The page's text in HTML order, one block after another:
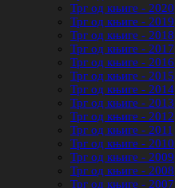
Трг од књиге - 2020
Трг од књиге - 2019
Трг од књиге - 2018
Трг од књиге - 2017
Трг од књиге - 2016
Трг од књиге - 2015
Трг од књиге - 2014
Трг од књиге - 2013
Трг од књиге - 2012
Трг од књиге - 2011
Трг од књиге - 2010
Трг од књиге - 2009
Трг од књиге - 2008
Трг од књиге - 2007